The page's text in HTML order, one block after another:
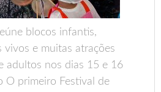
blocos infantis,
vivos e muitas atrações
adultos nos dias 15 e 16
O primeiro Festival de